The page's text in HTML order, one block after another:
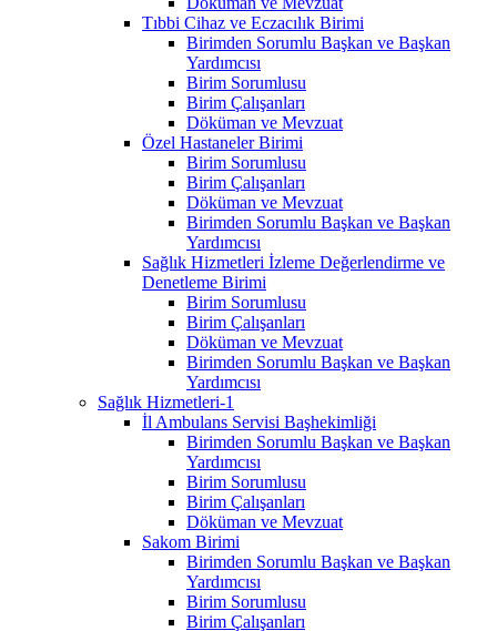
Tıbbi Cihaz ve Eczacılık Birimi
Birimden Sorumlu Başkan ve Başkan
Yardımcısı
Birim Sorumlusu
Birim Çalışanları
Döküman ve Mevzuat
Özel Hastaneler Birimi
Birim Sorumlusu
Birim Çalışanları
Döküman ve Mevzuat
Birimden Sorumlu Başkan ve Başkan
Yardımcısı
Sağlık Hizmetleri İzleme Değerlendirme ve
Denetleme Birimi
Birim Sorumlusu
Birim Çalışanları
Döküman ve Mevzuat
Birimden Sorumlu Başkan ve Başkan
Yardımcısı
Sağlık Hizmetleri-1
İl Ambulans Servisi Başhekimliği
Birimden Sorumlu Başkan ve Başkan
Yardımcısı
Birim Sorumlusu
Birim Çalışanları
Döküman ve Mevzuat
Sakom Birimi
Birimden Sorumlu Başkan ve Başkan
Yardımcısı
Birim Sorumlusu
Birim Çalışanları